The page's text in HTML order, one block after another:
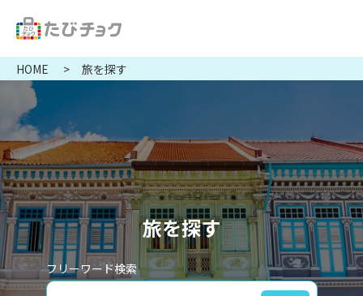
HOME 旅を探す
旅を探す
フリーワード検索